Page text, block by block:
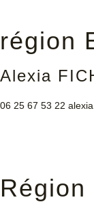
région
Alexia
06 25 67 53 22